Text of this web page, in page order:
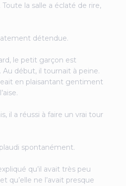
la salle a éclaté de rire,
détendue.
le petit garçon est
début, il tournait à peine.
en plaisantant gentiment
il a réussi à faire un vrai tour
spontanément.
qu’il avait très peu
qu’elle ne l’avait presque